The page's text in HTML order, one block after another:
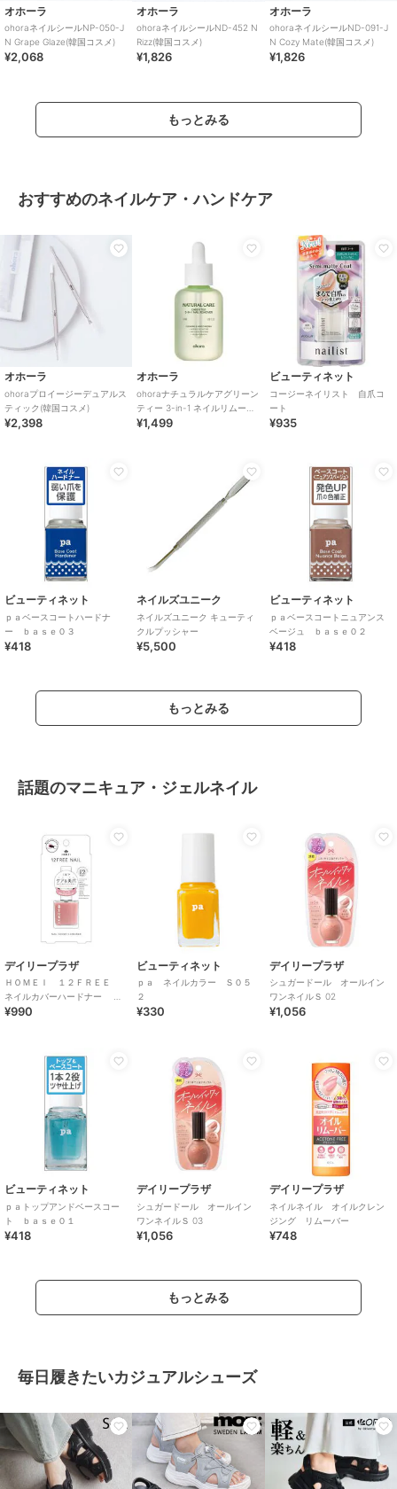
オホーラ
ohoraネイルシールNP-050-J
N Grape Glaze(韓国コスメ)
¥2,068
オホーラ
ohoraネイルシールND-452 N
Rizz(韓国コスメ)
¥1,826
オホーラ
ohoraネイルシールND-091-J
N Cozy Mate(韓国コスメ)
¥1,826
もっとみる
おすすめのネイルケア・ハンドケア
オホーラ
ohoraプロイージーデュアルス
ティック(韓国コスメ)
¥2,398
オホーラ
ohoraナチュラルケアグリーン
ティー 3-in-1 ネイルリムーバ
ー(韓国コスメ)
¥1,499
ビューティネット
コージーネイリスト 自爪コ
ート
¥935
ビューティネット
ｐａベースコートハードナ
ー ｂａｓｅ０３
¥418
ネイルズユニーク
ネイルズユニーク キューティ
クルプッシャー
¥5,500
ビューティネット
ｐａベースコートニュアンス
ベージュ ｂａｓｅ０２
¥418
もっとみる
話題のマニキュア・ジェルネイル
デイリープラザ
ＨＯＭＥＩ １２ＦＲＥＥ
ネイルカバーハードナー Ｎ
ａｔｕｒａｌＰｉｎｋ １３
¥990
ビューティネット
ｐａ ネイルカラー Ｓ０５
２
¥330
デイリープラザ
シュガードール オールイン
ワンネイルＳ 02
¥1,056
ビューティネット
ｐａトップアンドベースコー
ト ｂａｓｅ０１
¥418
デイリープラザ
シュガードール オールイン
ワンネイルＳ 03
¥1,056
デイリープラザ
ネイルネイル オイルクレン
ジング リムーバー
¥748
もっとみる
毎日履きたいカジュアルシューズ